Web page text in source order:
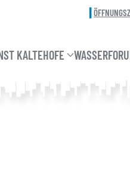
KALTEHOFE